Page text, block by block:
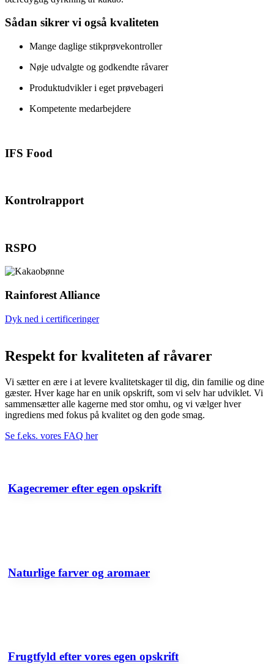
Sådan sikrer vi også kvaliteten
Mange daglige stikprøvekontroller
Nøje udvalgte og godkendte råvarer
Produktudvikler i eget prøvebageri
Kompetente medarbejdere
IFS Food
Kontrolrapport
RSPO
Rainforest Alliance
Dyk ned i certificeringer
Respekt for kvaliteten af råvarer
Vi sætter en ære i at levere kvalitetskager til dig, din familie og dine
gæster. Hver kage har en unik opskrift, som vi selv har udviklet. Vi
sammensætter alle kagerne med stor omhu, og vi vælger hver
ingrediens med fokus på kvalitet og den gode smag.
Se f.eks. vores FAQ her
Kagecremer efter egen opskrift
Naturlige farver og aromaer
Frugtfyld efter vores egen opskrift